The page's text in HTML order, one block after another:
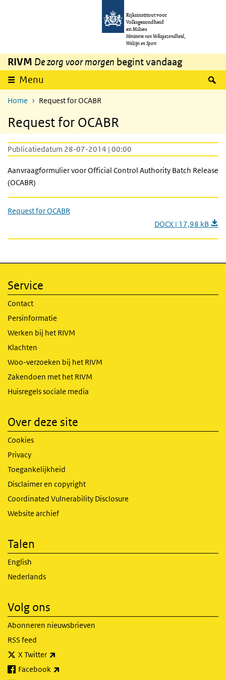
Overslaan en naar de inhoud gaan
Rijksinstituut voor
Volksgezondheid
en Milieu
Ministerie van Volksgezondheid,
Welzijn en Sport
RIVM De zorg voor morgen begint vandaag
Menu
Home Request for OCABR
Request for OCABR
Publicatiedatum 28-07-2014 | 00:00
Aanvraagformulier voor Official Control Authority Batch Release
(OCABR)
Request for OCABR
DOCX | 17,98 kB
Service
Contact
Persinformatie
Werken bij het RIVM
Klachten
Woo-verzoeken bij het RIVM
Zakendoen met het RIVM
Huisregels sociale media
Over deze site
Cookies
Privacy
Toegankelijkheid
Disclaimer en copyright
Coordinated Vulnerability Disclosure
Website archief
Talen
English
Nederlands
Volg ons
Abonneren nieuwsbrieven
RSS feed
X Twitter
Facebook